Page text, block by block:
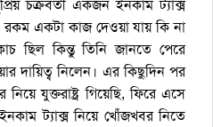
চক্রবর্তী একজন ইনকাম ট্যাক্স
একটা কাজ দেওয়া যায় কি না
ছিল কিন্তু তিনি জানতে পেরে
দায়িত্ব নিলেন। এর কিছুদিন পর
যুক্তরাষ্ট্র গিয়েছি, ফিরে এসে
ট্যাক্স নিয়ে খোঁজখবর নিতে